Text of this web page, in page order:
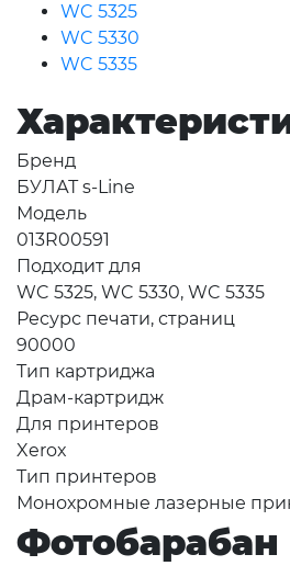
WC 5325
WC 5330
WC 5335
Бренд
БУЛАТ s-Line
Модель
013R00591
Подходит для
WC 5325, WC 5330, WC 5335
Ресурс печати, страниц
90000
Тип картриджа
Драм-картридж
Для принтеров
Xerox
Тип принтеров
Монохромные лазерные